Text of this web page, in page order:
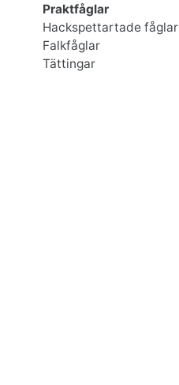
Praktfåglar
Hackspettartade fåglar
Falkfåglar
Tättingar